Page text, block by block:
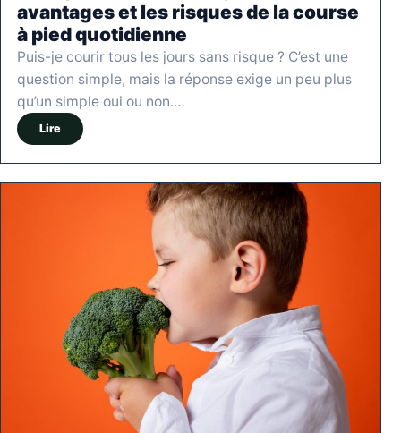
avantages et les risques de la course
à pied quotidienne
Puis-je courir tous les jours sans risque ? C’est une
question simple, mais la réponse exige un peu plus
qu’un simple oui ou non.…
Lire